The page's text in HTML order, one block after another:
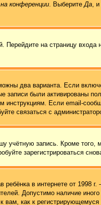
конференции. ВыберитеДа,
Перейдите на страницу
два варианта. Если
записи были активированы
Если email-
связаться с
учётную запись. Кроме
зарегистрироваться
в интернете от
Допустимо наличие
как к